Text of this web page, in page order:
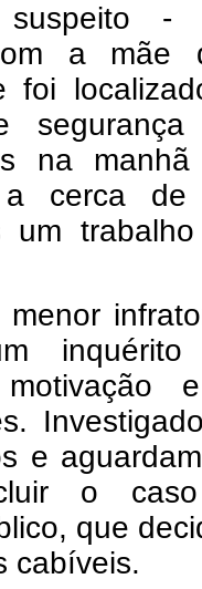
-
a mãe
foi
na
a cerca de
um
inquérito
e
o
que
cabíveis.